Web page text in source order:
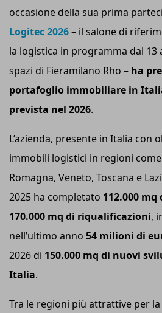
occasione della sua prima
Logitec 2026– il salone di
la logistica in programma dal 13
spazi di Fieramilano Rho – ha
portafoglio immobiliare in
prevista nel 2026.
L’azienda, presente in Italia con
immobili logistici in regioni
Romagna, Veneto, Toscana e
2025 ha completato 112.000 mq
170.000 mq di riqualificazioni,
nell’ultimo anno 54 milioni di
2026 di 150.000 mq di nuovi
Italia.
Tra le regioni più attrattive per